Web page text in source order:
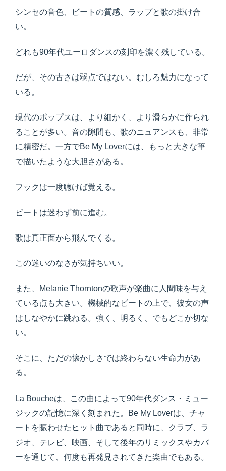
シンセの音色、ビートの質感、ラップと歌の掛け合
い。
どれも90年代ユーロダンスの刻印を濃く残している。
だが、その古さは弱点ではない。むしろ魅力になって
いる。
現代のポップスは、より細かく、より滑らかに作られ
ることが多い。音の隙間も、歌のニュアンスも、非常
に精密だ。一方でBe My Loverには、もっと大きな筆
で描いたような大胆さがある。
フックは一度聴けば覚える。
ビートは迷わず前に進む。
歌は真正面から飛んでくる。
この迷いのなさが気持ちいい。
また、Melanie Thorntonの歌声が楽曲に人間味を与え
ている点も大きい。機械的なビートの上で、彼女の声
はしなやかに跳ねる。強く、明るく、でもどこか切な
い。
そこに、ただの懐かしさでは終わらない生命力があ
る。
La Boucheは、この曲によって90年代ダンス・ミュー
ジックの記憶に深く刻まれた。Be My Loverは、チャ
ートを賑わせたヒット曲であると同時に、クラブ、ラ
ジオ、テレビ、映画、そして後年のリミックスやカバ
ーを通じて、何度も再発見されてきた楽曲でもある。